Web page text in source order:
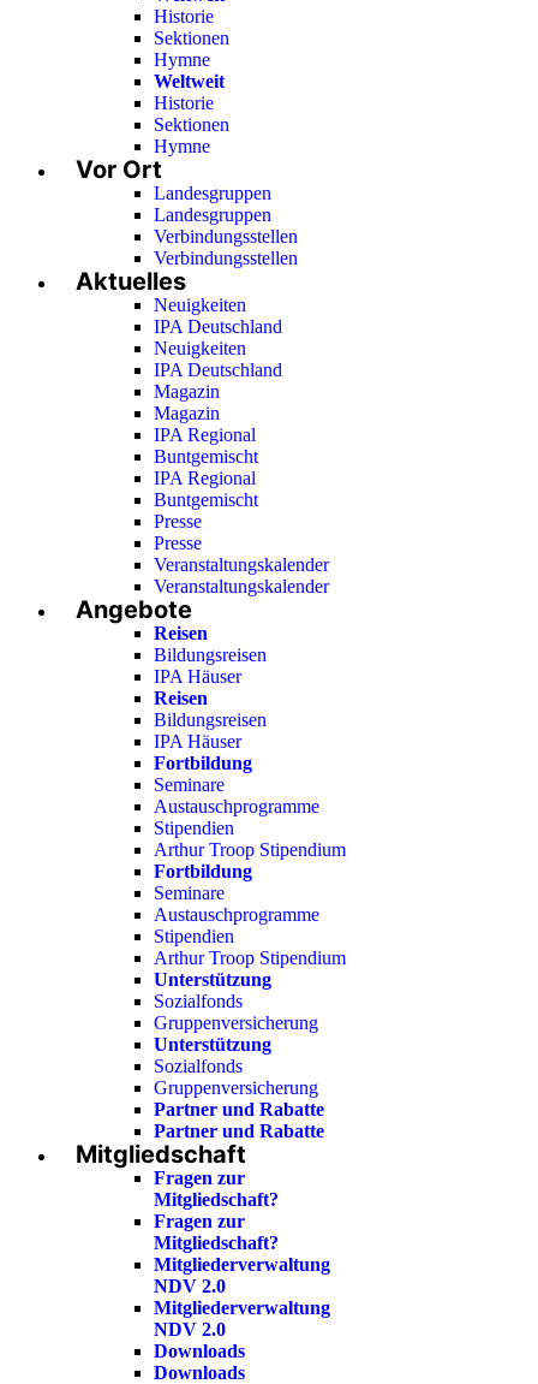
Historie
Sektionen
Hymne
Weltweit
Historie
Sektionen
Hymne
Vor Ort
Landesgruppen
Landesgruppen
Verbindungsstellen
Verbindungsstellen
Aktuelles
Neuigkeiten
IPA Deutschland
Neuigkeiten
IPA Deutschland
Magazin
Magazin
IPA Regional
Buntgemischt
IPA Regional
Buntgemischt
Presse
Presse
Veranstaltungskalender
Veranstaltungskalender
Angebote
Reisen
Bildungsreisen
IPA Häuser
Reisen
Bildungsreisen
IPA Häuser
Fortbildung
Seminare
Austauschprogramme
Stipendien
Arthur Troop Stipendium
Fortbildung
Seminare
Austauschprogramme
Stipendien
Arthur Troop Stipendium
Unterstützung
Sozialfonds
Gruppenversicherung
Unterstützung
Sozialfonds
Gruppenversicherung
Partner und Rabatte
Partner und Rabatte
Mitgliedschaft
Fragen zur
Mitgliedschaft?
Fragen zur
Mitgliedschaft?
Mitgliederverwaltung
NDV 2.0
Mitgliederverwaltung
NDV 2.0
Downloads
Downloads